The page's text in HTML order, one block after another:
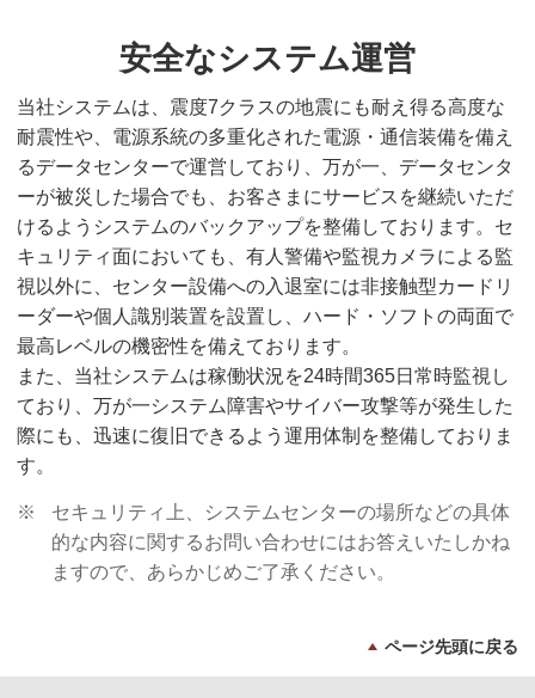
安全なシステム運営
当社システムは、震度7クラスの地震にも耐え得る高度な
耐震性や、電源系統の多重化された電源・通信装備を備え
るデータセンターで運営しており、万が一、データセンタ
ーが被災した場合でも、お客さまにサービスを継続いただ
けるようシステムのバックアップを整備しております。セ
キュリティ面においても、有人警備や監視カメラによる監
視以外に、センター設備への入退室には非接触型カードリ
ーダーや個人識別装置を設置し、ハード・ソフトの両面で
最高レベルの機密性を備えております。
また、当社システムは稼働状況を24時間365日常時監視し
ており、万が一システム障害やサイバー攻撃等が発生した
際にも、迅速に復旧できるよう運用体制を整備しておりま
す。
※
セキュリティ上、システムセンターの場所などの具体
的な内容に関するお問い合わせにはお答えいたしかね
ますので、あらかじめご了承ください。
ページ先頭に戻る